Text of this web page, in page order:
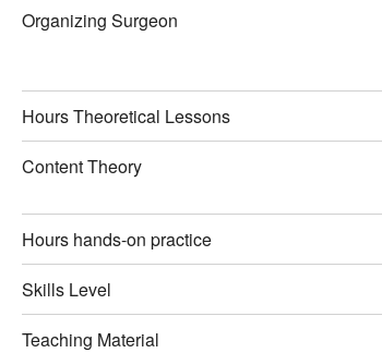
Organizing Surgeon
Hours Theoretical Lessons
Content Theory
Hours hands-on practice
Skills Level
Teaching Material